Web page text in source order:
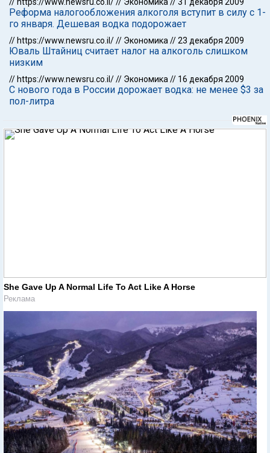
Реформа налогообложения алкоголя вступит в силу с 1-
го января. Дешевая водка подорожает
// https://www.newsru.co.il/// Экономика //23 декабря 2009
Юваль Штайниц считает налог на алкоголь слишком
низким
// https://www.newsru.co.il/// Экономика // 16 декабря 2009
С нового года в России дорожает водка: не менее $3 за
пол-литра
She Gave Up A Normal Life To Act Like A Horse
Реклама